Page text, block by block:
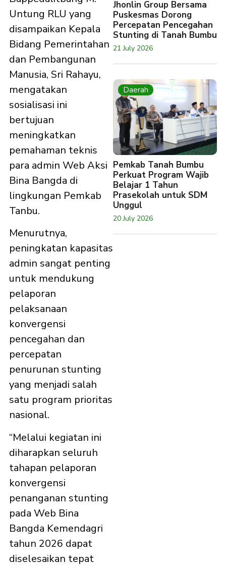
Untung RLU yang
disampaikan Kepala
Bidang Pemerintahan
dan Pembangunan
Manusia, Sri Rahayu,
mengatakan
sosialisasi ini
bertujuan
meningkatkan
pemahaman teknis
para admin Web Aksi
Bina Bangda di
lingkungan Pemkab
Tanbu.
Menurutnya,
peningkatan kapasitas
admin sangat penting
untuk mendukung
pelaporan
pelaksanaan
konvergensi
pencegahan dan
percepatan
penurunan stunting
yang menjadi salah
satu program prioritas
nasional.
“Melalui kegiatan ini
diharapkan seluruh
tahapan pelaporan
konvergensi
penanganan stunting
pada Web Bina
Bangda Kemendagri
tahun 2026 dapat
diselesaikan tepat
Jhonlin Group Bersama
Puskesmas Dorong
Percepatan Pencegahan
Stunting di Tanah Bumbu
21 July 2026
Daerah
Pemkab Tanah Bumbu
Perkuat Program Wajib
Belajar 1 Tahun
Prasekolah untuk SDM
Unggul
20 July 2026